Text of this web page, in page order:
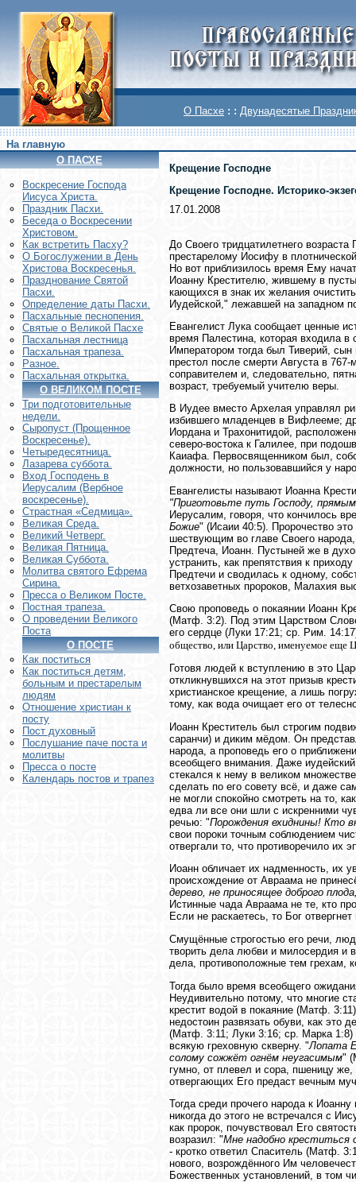
О Пасхе : : Двунадесятые
На главную
О ПАСХЕ
Воскреcение Господа
Иисуса Христа.
Праздник Пасхи.
Беседа о Воскресении
Христовом.
Как встретить Пасху?
О Богослужении в День
Христова Воскресенья.
Празднование Святой
Пасхи.
Определение даты Пасхи.
Пасхальные песнопения.
Святые о Великой Пасхе
Пасхальная лестница
Пасхальная трапеза.
Разное.
Пасхальная открытка.
О ВЕЛИКОМ ПОСТЕ
Три подготовительные
недели.
Сыропуст (Прощенное
Воскресенье).
Четыредесятница.
Лазарева суббота.
Вход Господень в
Иерусалим (Вербное
воскресенье).
Страстная «Седмица».
Великая Среда.
Великий Четверг.
Великая Пятница.
Великая Суббота.
Молитва святого Ефрема
Сирина.
Пресса о Великом Посте.
Постная трапеза.
О проведении Великого
Поста
О ПОСТЕ
Как поститься
Как поститься детям,
больным и престарелым
людям
Отношение христиан к
посту
Пост духовный
Послушание паче поста и
молитвы
Пресса о посте
Календарь постов и трапез
Крещение Господне
Крещение Господне. Историко-
17.01.2008
До Своего тридцатилетнего
престарелому Иосифу в
Но вот приблизилось время Ему
Иоанну Крестителю, жившему в
кающихся в знак их желания
Иудейской," лежавшей на западном
Евангелист Лука сообщает ценные
время Палестина, которая входила
Императором тогда был Тиверий,
престол после смерти Августа в
соправителем и, следовательно,
возраст, требуемый учителю веры.
В Иудее вместо Архелая управлял
избившего младенцев в Вифлееме;
Иордана и Трахонитидой,
северо-востока к Галилее, при
Каиафа. Первосвященником был,
должности, но пользовавшийся у
Евангелисты называют Иоанна
"Приготовьте путь Господу,
Иерусалим, говоря, что кончилось
Божие" (Исаии 40:5). Пророчество
шествующим во главе Своего
Предтеча, Иоанн. Пустыней же в
устранить, как препятствия к
Предтечи и сводилась к одному,
ветхозаветных пророков, Малахия
Свою проповедь о покаянии Иоанн
(Матф. 3:2). Под этим Царством
его сердце (Луки 17:21; ср. Рим.
общество, или Царство, именуемое еще
Готовя людей к вступлению в это
откликнувшихся на этот призыв
христианское крещение, а лишь
тому, как вода очищает его от
Иоанн Креститель был строгим
саранчи) и диким мёдом. Он
народа, а проповедь его о
всеобщего внимания. Даже
стекался к нему в великом
сделать по его совету всё, и даже
не могли спокойно смотреть на то,
едва ли все они шли с искренними
речью: "Порождения ехиднины! Кто
свои пороки точным соблюдением
отвергали то, что противоречило их
Иоанн обличает их надменность, их
происхождение от Авраама не
дерево, не приносящее доброго
Истинные чада Авраама не те, кто
Если не раскаетесь, то Бог
Смущённые строгостью его речи,
творить дела любви и милосердия и
дела, противоположные тем грехам,
Тогда было время всеобщего
Неудивительно потому, что многие
крестит водой в покаяние (Матф.
недостоин развязать обуви, как это
(Матф. 3:11; Луки 3:16; ср. Марка 1:8)
всякую греховную скверну. "Лопата
солому сожжёт огнём неугасимым"
гумно, от плевел и сора, пшеницу
отвергающих Его предаст вечным
Тогда среди прочего народа к
никогда до этого не встречался с
как пророк, почувствовал Его
возразил: "Мне надобно креститься
- кротко ответил Спаситель (Матф.
нового, возрождённого Им
Божественных установлений, в том